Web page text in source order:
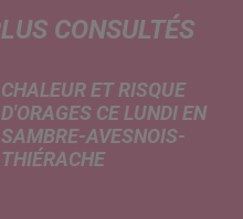
CONSULTÉS
CHALEUR ET RISQUE
D'ORAGES CE LUNDI EN
SAMBRE-AVESNOIS-
THIÉRACHE